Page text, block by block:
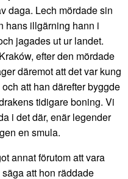
daga. Lech mördade sin
hans illgärning hann i
jagades ut ur landet.
efter den mördade
däremot att det var kung
att han därefter byggde
tidigare boning. Vi
i det där, enär legender
en smula.
annat förutom att vara
att hon räddade